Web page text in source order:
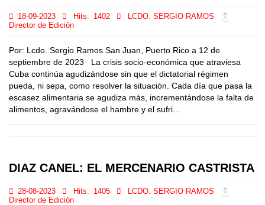
18-09-2023 Hits: 1402
LCDO. SERGIO RAMOS
Director de Edición
Por: Lcdo. Sergio Ramos San Juan, Puerto Rico a 12 de
septiembre de 2023 La crisis socio-económica que atraviesa
Cuba continúa agudizándose sin que el dictatorial régimen
pueda, ni sepa, como resolver la situación. Cada día que pasa la
escasez alimentaria se agudiza más, incrementándose la falta de
alimentos, agravándose el hambre y el sufri...
DIAZ CANEL: EL MERCENARIO CASTRISTA
28-08-2023 Hits: 1405
LCDO. SERGIO RAMOS
Director de Edición